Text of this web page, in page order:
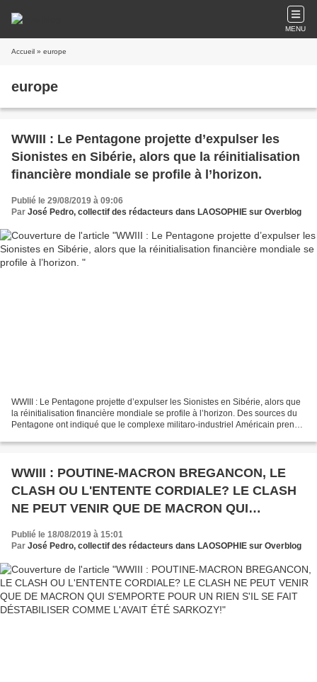
MENU
Accueil » europe
europe
WWIII : Le Pentagone projette d’expulser les
Sionistes en Sibérie, alors que la réinitialisation
financière mondiale se profile à l’horizon.
Publié le 29/08/2019 à 09:06
Par José Pedro, collectif des rédacteurs dans LAOSOPHIE sur Overblog
WWIII : Le Pentagone projette d’expulser les Sionistes en Sibérie, alors que
la réinitialisation financière mondiale se profile à l’horizon. Des sources du
Pentagone ont indiqué que le complexe militaro-industriel Américain prend
WWIII : POUTINE-MACRON BREGANCON, LE
CLASH OU L'ENTENTE CORDIALE? LE CLASH
NE PEUT VENIR QUE DE MACRON QUI
DÉSTABILISER COMME L'AVAIT ÉTÉ SARKOZY!
Publié le 18/08/2019 à 15:01
Par José Pedro, collectif des rédacteurs dans LAOSOPHIE sur Overblog